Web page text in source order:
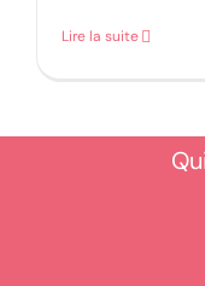
Lire la suite